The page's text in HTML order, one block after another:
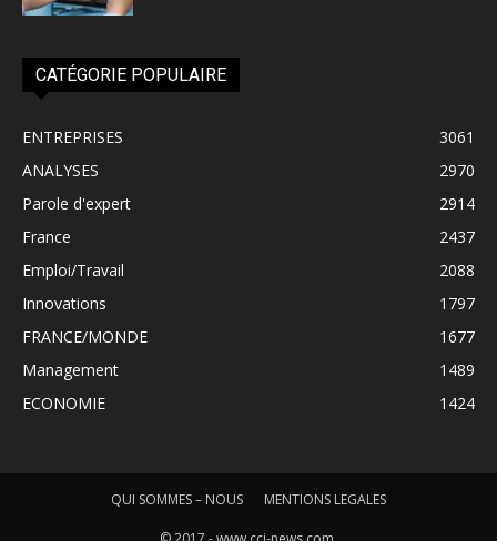
CATÉGORIE POPULAIRE
ENTREPRISES
3061
ANALYSES
2970
Parole d'expert
2914
France
2437
Emploi/Travail
2088
Innovations
1797
FRANCE/MONDE
1677
Management
1489
ECONOMIE
1424
QUI SOMMES – NOUS MENTIONS LEGALES